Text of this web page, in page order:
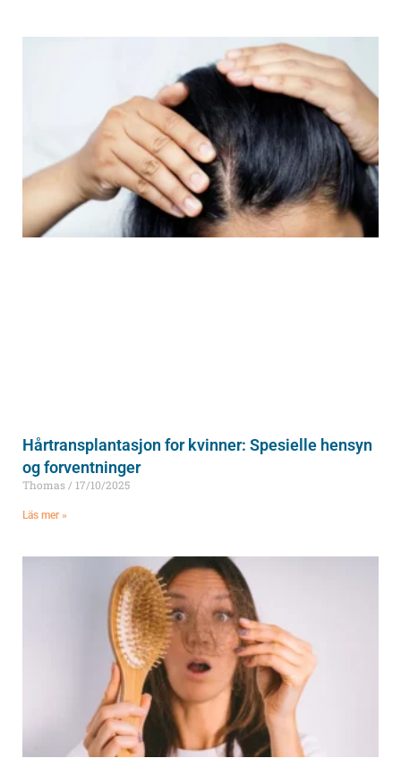
Hårtransplantasjon for kvinner: Spesielle hensyn
og forventninger
Thomas 17/10/2025
Läs mer »